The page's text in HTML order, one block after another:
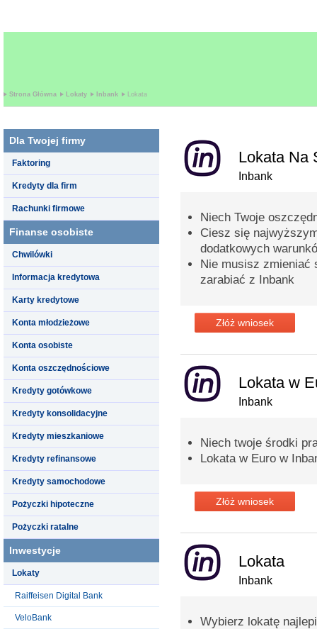
Strona Główna Lokaty Inbank Lokata
Dla Twojej firmy
Faktoring
Kredyty dla firm
Rachunki firmowe
Finanse osobiste
Chwilówki
Informacja kredytowa
Karty kredytowe
Konta młodzieżowe
Konta osobiste
Konta oszczędnościowe
Kredyty gotówkowe
Kredyty konsolidacyjne
Kredyty mieszkaniowe
Kredyty refinansowe
Kredyty samochodowe
Pożyczki hipoteczne
Pożyczki ratalne
Inwestycje
Lokaty
Raiffeisen Digital Bank
VeloBank
Lokata Na
Inbank
Niech Twoje
Ciesz się
dodatkowych
Nie musisz zmieniać
zarabiać z Inbank
Złóż wniosek
Lokata w
Inbank
Niech twoje środki
Lokata w Euro w
Złóż wniosek
Lokata
Inbank
Wybierz lokatę